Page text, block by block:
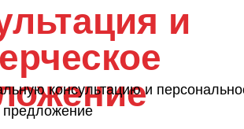
и
консультацию и
предложение